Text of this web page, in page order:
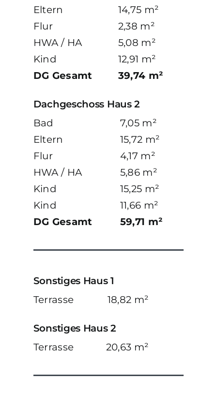
Eltern
14,75 m²
Flur
2,38 m²
HWA / HA
5,08 m²
Kind
12,91 m²
DG Gesamt
39,74 m²
Dachgeschoss Haus 2
Bad
7,05 m²
Eltern
15,72 m²
Flur
4,17 m²
HWA / HA
5,86 m²
Kind
15,25 m²
Kind
11,66 m²
DG Gesamt
59,71 m²
Sonstiges Haus 1
Terrasse
18,82 m²
Sonstiges Haus 2
Terrasse
20,63 m²